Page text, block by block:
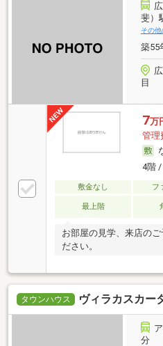
斐）
その他
築55
目
7万
管理
4階 /
敷金なし フ
最上階
お部屋の見学、来店の
ださい。
タウンハウス ヴィラカスカー
分